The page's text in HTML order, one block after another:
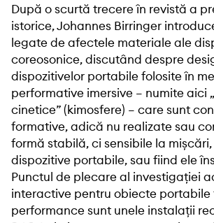
După o scurtă trecere în revistă a
istorice, Johannes Birringer
legate de afectele materiale ale
coreosonice, discutând despre
dispozitivelor portabile folosite în
performative imersive – numite aici
cinetice” (kimosfere) – care sunt
formative, adică nu realizate sau
formă stabilă, ci sensibile la
dispozitive portabile, sau fiind ele
Punctul de plecare al investigației
interactive pentru obiecte portabile
performance sunt unele instalații